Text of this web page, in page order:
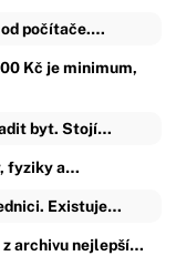
od počítače.…
Kč je minimum,
byt. Stojí…
fyziky a…
Existuje…
z archivu nejlepší…